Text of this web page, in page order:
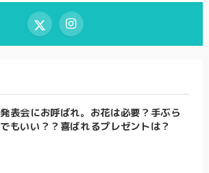
発表会にお呼ばれ。お花は必要？手ぶら
でもいい？？喜ばれるプレゼントは？